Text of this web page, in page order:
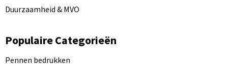
Duurzaamheid & MVO
Populaire Categorieën
Pennen bedrukken